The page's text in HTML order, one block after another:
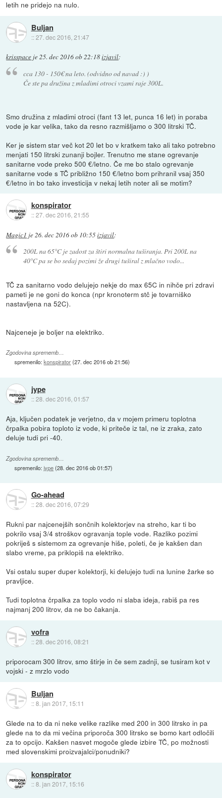
letih ne pridejo na nulo.
Buljan
::27. dec 2016, 21:47
krisspace je25. dec 2016 ob 22:18izjavil:
cca 130 - 150€ na leto. (odvidno od navad :) )
Če ste pa družina z mladimi otroci vzami raje 300L.
Smo družina z mladimi otroci (fant 13 let, punca 16 let) in poraba
vode je kar velika, tako da resno razmišljamo o 300 litrski TČ.
Ker je sistem star več kot 20 let bo v kratkem tako ali tako potrebno
menjati 150 litrski zunanji bojler. Trenutno me stane ogrevanje
sanitarne vode preko 500 €/letno. Če me bo stalo ogrevanje
sanitarne vode s TČ približno 150 €/letno bom prihranil vsaj 350
€/letno in bo tako investicija v nekaj letih noter ali se motim?
konspirator
::27. dec 2016, 21:55
Magic1 je26. dec 2016 ob 10:55izjavil:
200L na 65°C je zadost za štiri normalna tuširanja. Pri 200L na
40°C pa se bo sedaj pozimi že drugi tuširal z mlačno vodo...
TČ za sanitarno vodo delujejo nekje do max 65C in nihče pri zdravi
pameti je ne goni do konca (npr kronoterm stč je tovarniško
nastavljena na 52C).
Najceneje je boljer na elektriko.
Zgodovina sprememb…
spremenilo:konspirator(27. dec 2016 ob 21:56)
jype
::28. dec 2016, 01:57
Aja, ključen podatek je verjetno, da v mojem primeru toplotna
črpalka pobira toploto iz vode, ki priteče iz tal, ne iz zraka, zato
deluje tudi pri -40.
Zgodovina sprememb…
spremenilo:jype(28. dec 2016 ob 01:57)
Go-ahead
::28. dec 2016, 07:29
Rukni par najcenejših sončnih kolektorjev na streho, kar ti bo
pokrilo vsaj 3/4 stroškov ogravanja tople vode. Razliko pozimi
pokriješ s sistemom za ogrevanje hiše, poleti, če je kakšen dan
slabo vreme, pa priklopiš na elektriko.
Vsi ostalu super duper kolektorji, ki delujejo tudi na lunine žarke so
pravljice.
Tudi toplotna črpalka za toplo vodo ni slaba ideja, rabiš pa res
najmanj 200 litrov, da ne bo čakanja.
vofra
::28. dec 2016, 08:21
priporocam 300 litrov, smo štirje in če sem zadnji, se tusiram kot v
vojski - z mrzlo vodo
Buljan
::8. jan 2017, 15:11
Glede na to da ni neke velike razlike med 200 in 300 litrsko in pa
glede na to da mi večina priporoča 300 litrsko se bomo kart odločili
za to opcijo. Kakšen nasvet mogoče glede izbire TČ, po možnosti
med slovenskimi proizvajalci/ponudniki?
konspirator
::8. jan 2017, 15:16